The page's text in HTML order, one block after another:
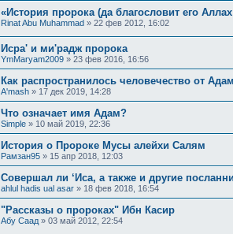
«История пророка (да благословит его
Rinat Abu Muhammad » 22 фев 2012, 16:02
Исра' и ми'радж пророка
YmMaryam2009 » 23 фев 2016, 16:56
Как распространилось человечество от
A'mash » 17 дек 2019, 14:28
Что означает имя Адам?
Simple » 10 май 2019, 22:36
История о Пророке Мусы алейхи Салям
Рамзан95 » 15 апр 2018, 12:03
Совершал ли ‘Иса, а также и другие
ahlul hadis ual asar » 18 фев 2018, 16:54
"Рассказы о пророках" Ибн Касир
Абу Саад » 03 май 2012, 22:54